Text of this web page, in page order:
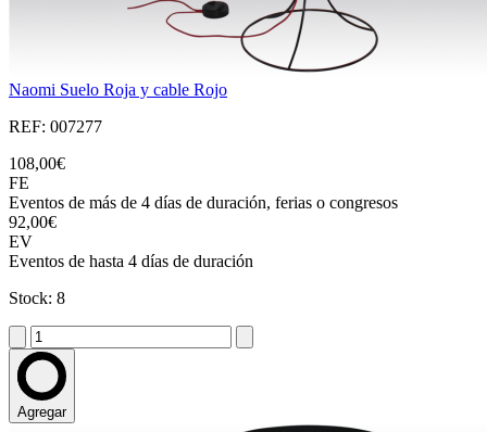
Naomi Suelo Roja y cable Rojo
REF: 007277
108,00€
FE
Eventos de más de 4 días de duración, ferias o congresos
92,00€
EV
Eventos de hasta 4 días de duración
Stock: 8
Agregar